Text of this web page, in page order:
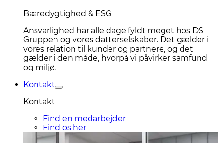
Bæredygtighed & ESG
Ansvarlighed har alle dage fyldt meget hos DS
Gruppen og vores datterselskaber. Det gælder i
vores relation til kunder og partnere, og det
gælder i den måde, hvorpå vi påvirker samfund
og miljø.
Kontakt
Kontakt
Find en medarbejder
Find os her